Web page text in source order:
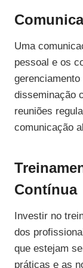
Uma
pessoal e os
disseminação
reuniões
comunicação
Contínua
Investir no
dos
que estejam
práticas e as